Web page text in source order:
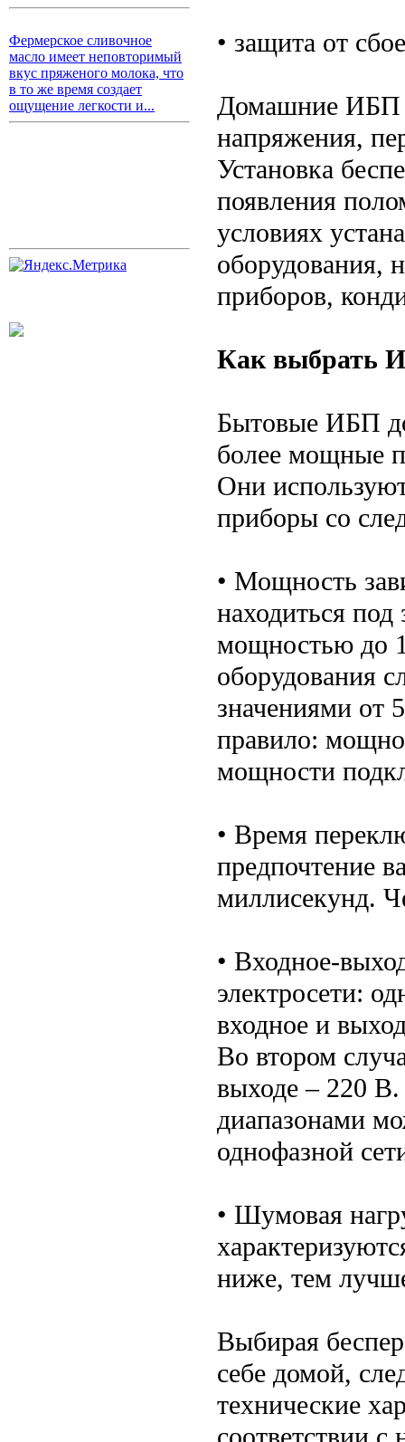
Фермерское сливочное
масло имеет неповторимый
вкус пряженого молока, что
в то же время создает
ощущение легкости и...
• защита от
Домашние ИБП
напряжения,
Установка
появления
условиях
оборудования,
приборов,
Как выбрать
Бытовые ИБП
более мощные
Они
приборы со
• Мощность
находиться
мощностью до
оборудования
значениями от
правило:
мощности
• Время
предпочтение
миллисекунд.
• Входное-
электросети:
входное и
Во втором
выходе – 220
диапазонами
однофазной
• Шумовая
ниже, тем
Выбирая
себе домой,
технические